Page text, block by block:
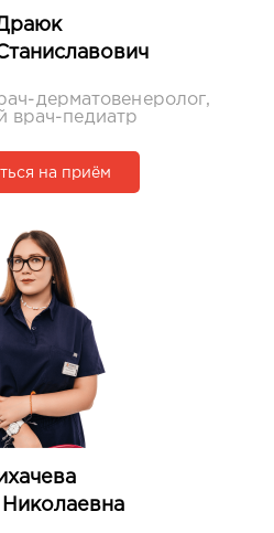
дерматовенеролог,
врач-педиатр
на приём